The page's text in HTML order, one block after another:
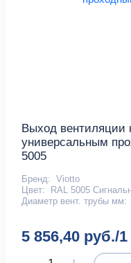
Выход вентиляции
универсальным
5005
Бренд: Viotto
Цвет:
RAL 5005
Диаметр вент. трубы мм:
5 856,40 руб./